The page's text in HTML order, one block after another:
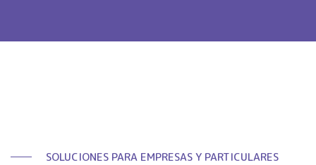
SOLUCIONES PARA EMPRESAS Y PARTICULARES